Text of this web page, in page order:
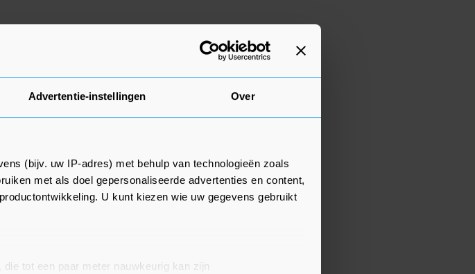
Advertentie-instellingen Over
(bijv. uw IP-adres) met behulp van technologieën zoals
met als doel gepersonaliseerde advertenties en content,
U kunt kiezen wie uw gegevens gebruikt
tot een paar meter nauwkeurig kan zijn
te